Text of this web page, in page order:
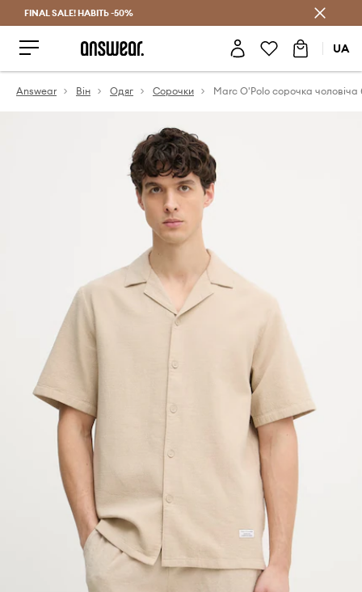
Заощаджуй з Answear Club
FINAL SALE! НАВІТЬ -50%
UA
Answear Він Одяг Сорочки